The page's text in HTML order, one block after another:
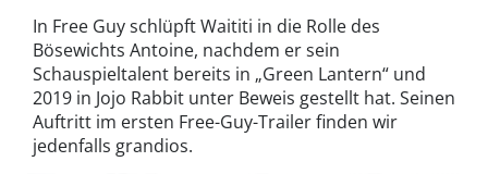
In Free Guy schlüpft Waititi in die Rolle des
Bösewichts Antoine, nachdem er sein
Schauspieltalent bereits in „Green Lantern“ und
2019 in Jojo Rabbit unter Beweis gestellt hat. Seinen
Auftritt im ersten Free-Guy-Trailer finden wir
jedenfalls grandios.